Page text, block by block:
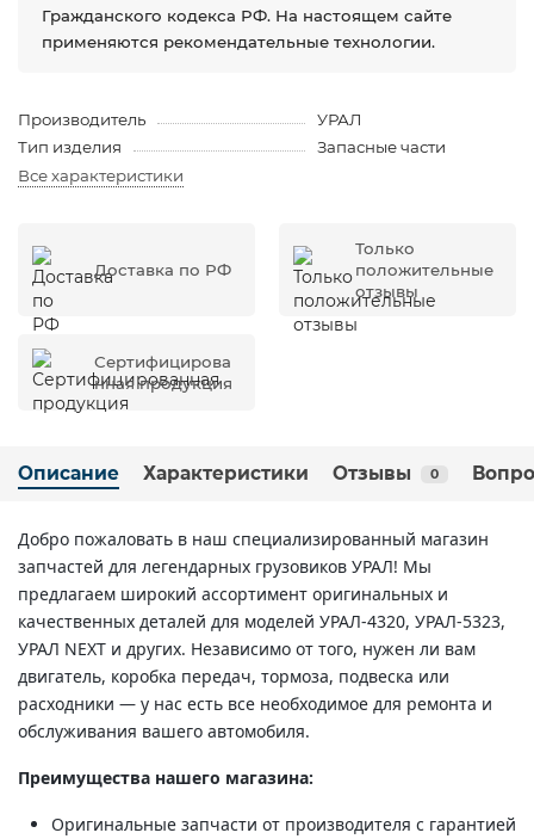
Гражданского кодекса РФ. На настоящем сайте
применяются рекомендательные технологии.
Производитель
УРАЛ
Тип изделия
Запасные части
Все характеристики
Доставка по РФ
Только
положительные
отзывы
Сертифицирова
нная продукция
Описание Характеристики Отзывы 0
Добро пожаловать в наш специализированный магазин
запчастей для легендарных грузовиков УРАЛ! Мы
предлагаем широкий ассортимент оригинальных и
качественных деталей для моделей УРАЛ-4320, УРАЛ-5323,
УРАЛ NEXT и других. Независимо от того, нужен ли вам
двигатель, коробка передач, тормоза, подвеска или
расходники — у нас есть все необходимое для ремонта и
обслуживания вашего автомобиля.
Преимущества нашего магазина:
Оригинальные запчасти от производителя с гарантией